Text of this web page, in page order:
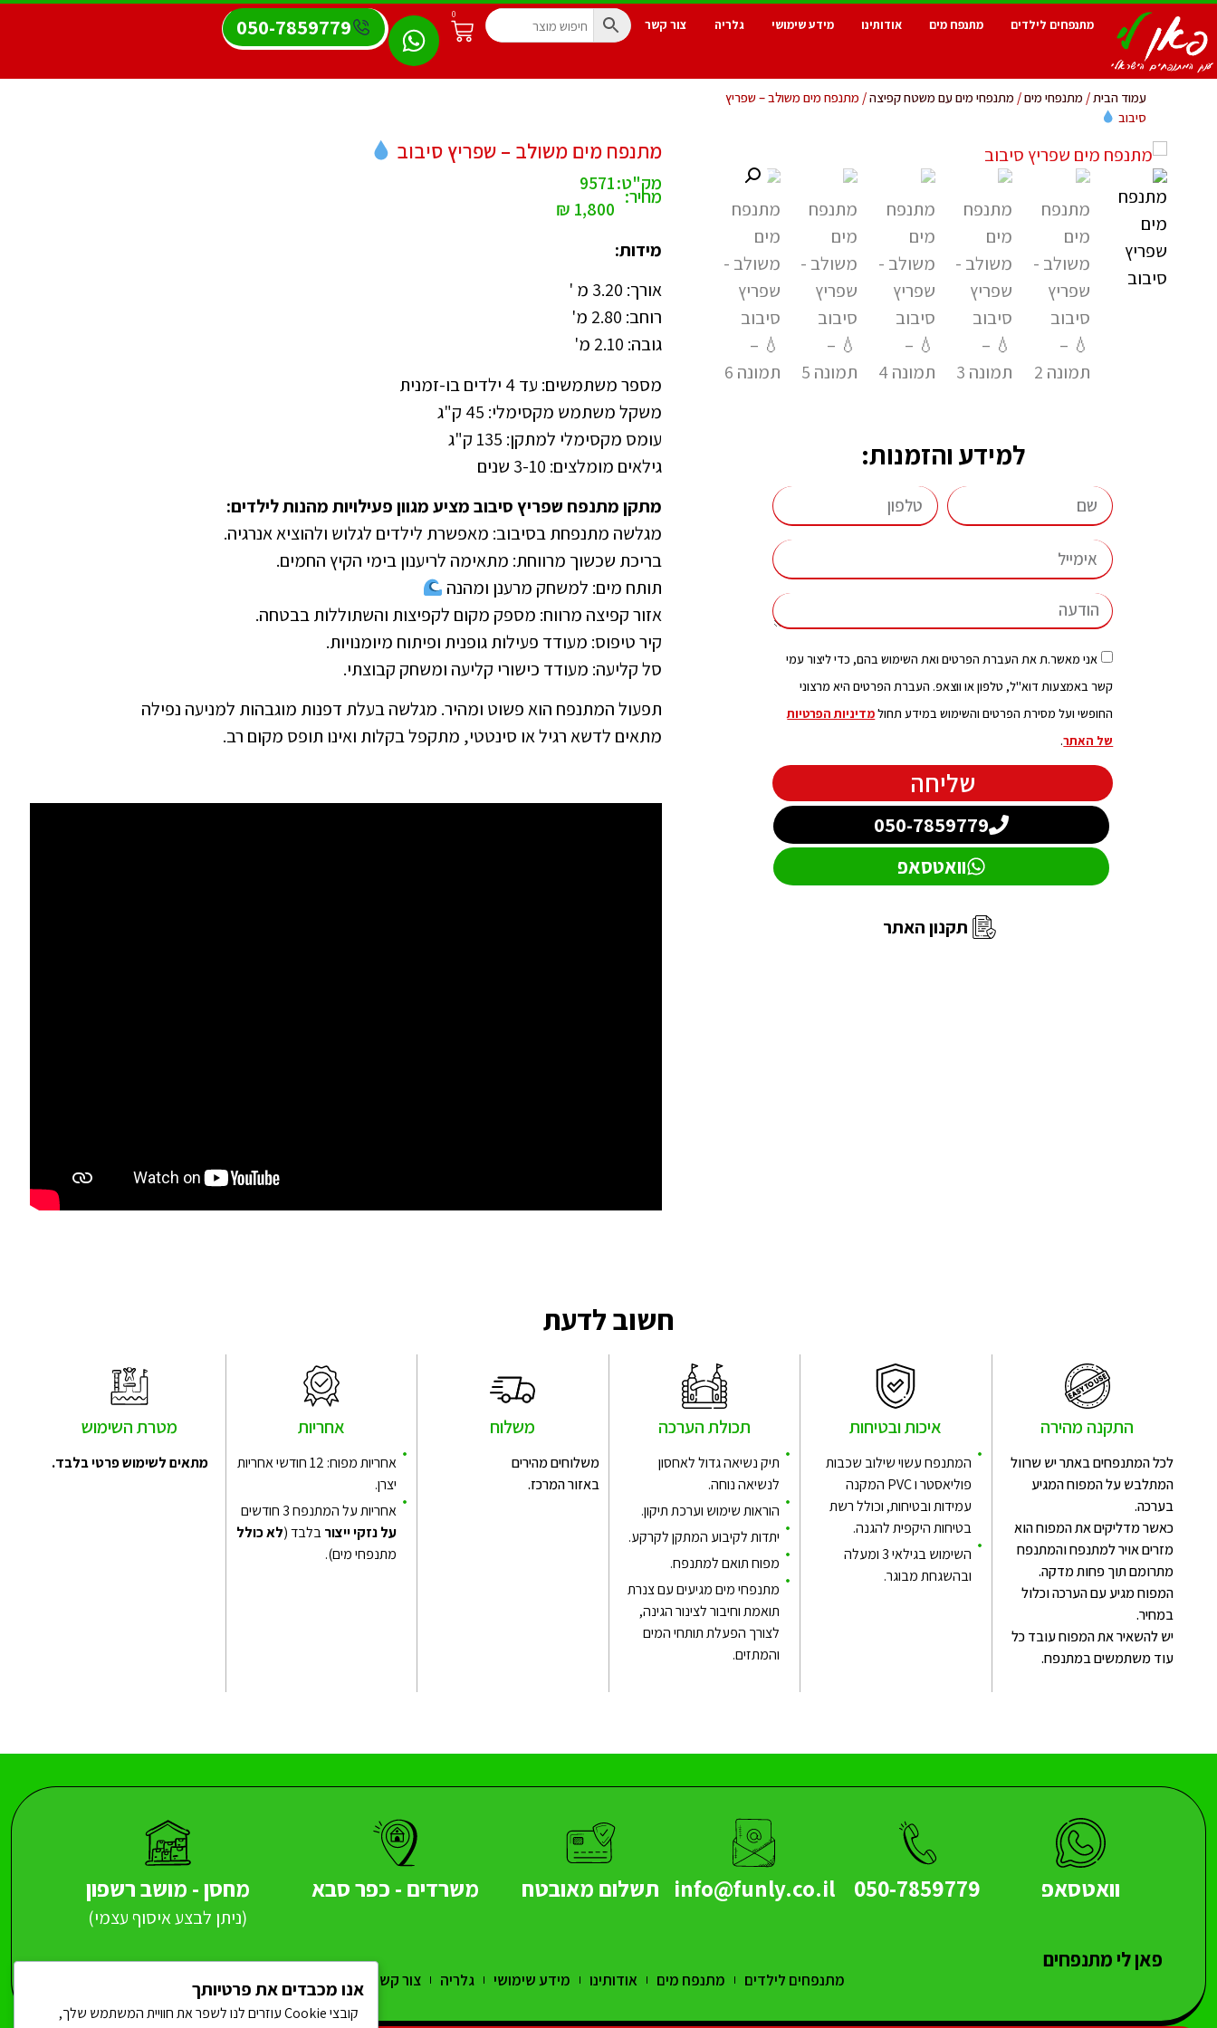
מתנפחים לילדים מתנפח מים אודותינו מידע שימושי גלריה צור קשר
0
050-7859779
עמוד הבית / מתנפחי מים/ מתנפחי מים עם משטח קפיצה/ מתנפח מים משולב – שפריץ
סיבוב
למידע והזמנות:
אני מאשר.ת את העברת הפרטים ואת השימוש בהם, כדי ליצור עמי
קשר באמצעות דוא"ל, טלפון או ווצאפ. העברת הפרטים היא מרצוני
החופשי ועל מסירת הפרטים והשימוש במידע תחולמדיניות הפרטיות
של האתר.
שליחה
050-7859779
וואטסאפ
תקנון האתר
מתנפח מים משולב – שפריץ סיבוב
מק"ט:9571
מחיר:
₪ 1,800
מידות:
אורך: 3.20 מ '
רוחב: 2.80 מ'
גובה: 2.10 מ'
מספר משתמשים: עד 4 ילדים בו-זמנית
משקל משתמש מקסימלי: 45 ק"ג
עומס מקסימלי למתקן: 135 ק"ג
גילאים מומלצים: 3-10 שנים
מתקן מתנפח שפריץ סיבוב מציע מגוון פעילויות מהנות לילדים:
מגלשה מתנפחת בסיבוב: מאפשרת לילדים לגלוש ולהוציא אנרגיה.
בריכת שכשוך מרווחת: מתאימה לריענון בימי הקיץ החמים.
תותח מים: למשחק מרענן ומהנה
אזור קפיצה מרווח: מספק מקום לקפיצות והשתוללות בבטחה.
קיר טיפוס: מעודד פעילות גופנית ופיתוח מיומנויות.
סל קליעה: מעודד כישורי קליעה ומשחק קבוצתי.
תפעול המתנפח הוא פשוט ומהיר. מגלשה בעלת דפנות מוגבהות למניעה נפילה
מתאים לדשא רגיל או סינטטי, מתקפל בקלות ואינו תופס מקום רב.
חשוב לדעת
התקנה מהירה
לכל המתנפחים באתר יש שרוול
המתלבש על המפוח המגיע
בערכה.
כאשר מדליקים את המפוח הוא
מזרים אויר למתנפח והמתנפח
מתרומם תוך פחות מדקה.
המפוח מגיע עם הערכה וכלול
במחיר.
יש להשאיר את המפוח עובד כל
עוד משתמשים במתנפח.
איכות ובטיחות
המתנפח עשוי שילוב שכבות
פוליאסטר ו PVC המקנה
עמידות ובטיחות, וכולל רשת
בטיחות היקפית להגנה.
השימוש בגילאי 3 ומעלה
ובהשגחת מבוגר.
תכולת הערכה
תיק נשיאה גדול לאחסון
לנשיאה נוחה.
הוראות שימוש וערכת תיקון.
יתדות לקיבוע המתקן לקרקע.
מפוח תואם למתנפח.
מתנפחי מים מגיעים עם צנרת
תואמת וחיבור לצינור הגינה,
לצורך הפעלת תותחי המים
והמתזים.
משלוח
משלוחים מהירים
באזור המרכז.
אחריות
אחריות מפוח: 12 חודשי אחריות
יצרן.
אחריות על המתנפח 3 חודשים
על נזקי ייצורבלבד (לא כולל
מתנפחי מים).
מטרת השימוש
מתאים לשימוש פרטי בלבד.
וואטסאפ 050-7859779
info@funly.co.il תשלום מאובטח משרדים - כפר סבא מחסן - מושב רשפון
(ניתן לבצע איסוף עצמי)
מתנפחים לילדים מתנפח מים אודותינו מידע שימושי גלריה צור קשר
פאן לי מתנפחים
אנו מכבדים את פרטיותך
קובצי Cookie עוזרים לנו לשפר את חוויית המשתמש שלך,